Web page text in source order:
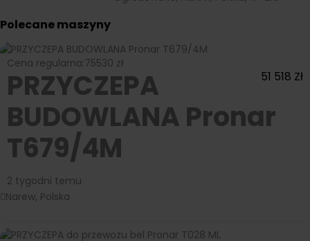
Polecane maszyny
Cena regularna:75530 zł
51 518 Zł
PRZYCZEPA
BUDOWLANA Pronar
T679/4M
2 tygodni temu
Narew, Polska